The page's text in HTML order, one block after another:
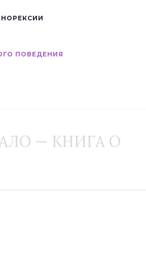
ПОВЕДЕНИЯ
— КНИГА О